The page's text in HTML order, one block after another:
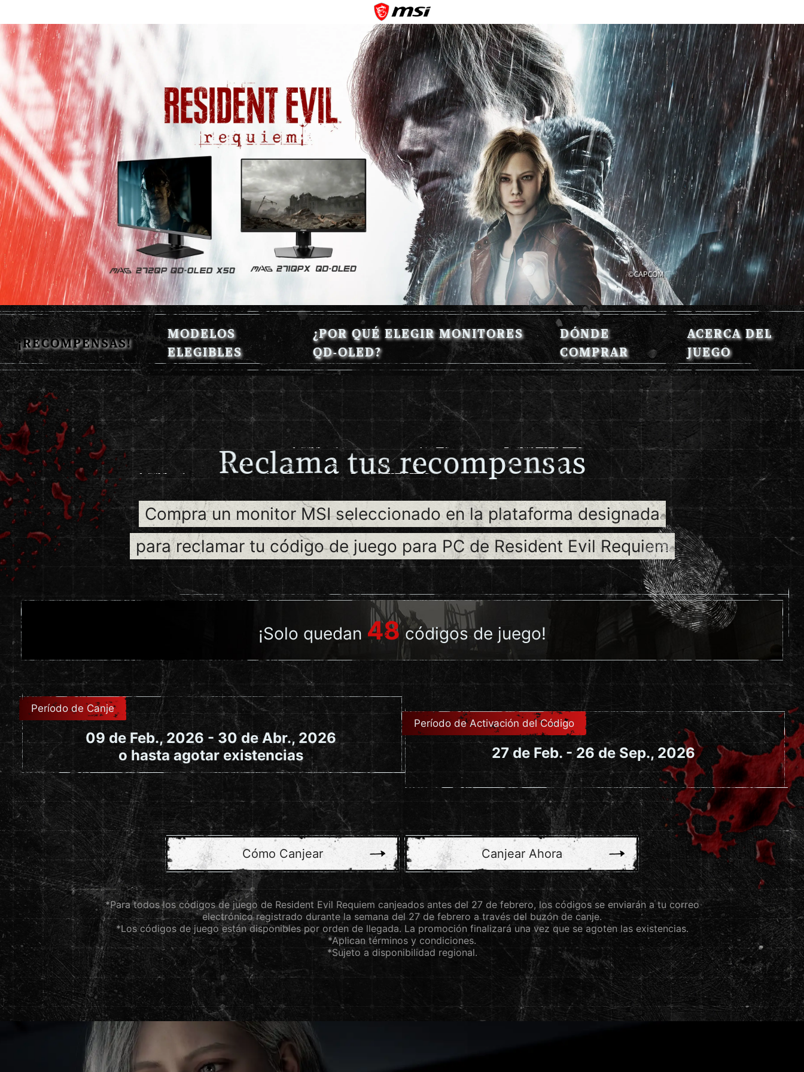
¡RECOMPENSAS!
MODELOS
ELEGIBLES
¿POR QUÉ ELEGIR MONITORES
QD-OLED?
DÓNDE
COMPRAR
ACERCA DEL
JUEGO
Reclamatusrecompensas
Compra un monitor MSI seleccionado en la plataforma designada
para reclamar tu código de juego para PC de Resident Evil Requiem
¡Solo quedan 48códigos de juego!
Período de Canje
09 de Feb., 2026 - 30 de Abr., 2026
o hasta agotar existencias
Período de Activación del Código
27 de Feb. - 26 de Sep., 2026
Cómo Canjear Canjear Ahora
*Para todos los códigos de juego de Resident Evil Requiem canjeados antes del 27 de febrero, los códigos se enviarán a tu correo
electrónico registrado durante la semana del 27 de febrero a través del buzón de canje.
*Los códigos de juego están disponibles por orden de llegada. La promoción finalizará una vez que se agoten las existencias.
*Aplican términos y condiciones.
*Sujeto a disponibilidad regional.